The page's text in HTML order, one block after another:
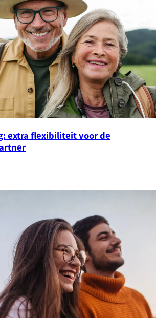
extra flexibiliteit voor de